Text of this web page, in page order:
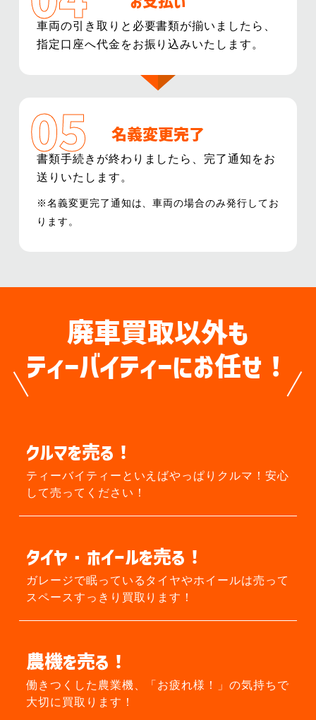
車両の引き取りと必要書類が揃いましたら、
指定口座へ代金をお振り込みいたします。
名義変更完了
書類手続きが終わりましたら、完了通知をお
送りいたします。
※名義変更完了通知は、車両の場合のみ発行してお
ります。
廃車買取以外も
ティーバイティーにお任せ！
クルマを売る！
ティーバイティーといえばやっぱりクルマ！安心
して売ってください！
タイヤ・ホイールを売る！
ガレージで眠っているタイヤやホイールは売って
スペースすっきり買取ります！
農機を売る！
働きつくした農業機、
「お疲れ様！」の気持ちで
大切に買取ります！